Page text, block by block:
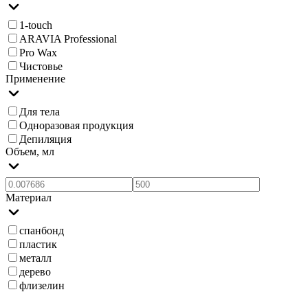
1-touch
ARAVIA Professional
Pro Wax
Чистовье
Применение
Для тела
Одноразовая продукция
Депиляция
Объем, мл
Материал
спанбонд
пластик
металл
дерево
флизелин